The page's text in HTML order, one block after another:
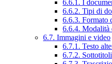
6.6.1. I
6.6.2. Tipi di
6.6.3. Formato
6.6.4. Modalità
6.7. Immagini e video
6.7.1. Testo
6.7.2.